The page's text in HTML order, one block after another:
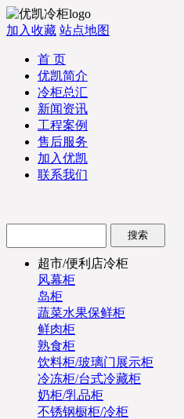
加入收藏 站点地图
首 页
优凯简介
冷柜总汇
新闻资讯
工程案例
售后服务
加入优凯
联系我们
超市/便利店冷柜
风幕柜
岛柜
蔬菜水果保鲜柜
鲜肉柜
熟食柜
饮料柜/玻璃门展示柜
冷冻柜/台式冷藏柜
奶柜/乳品柜
不锈钢橱柜/冷柜